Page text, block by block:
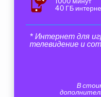
40 ГБ
* Интернет для
телевидение и
В